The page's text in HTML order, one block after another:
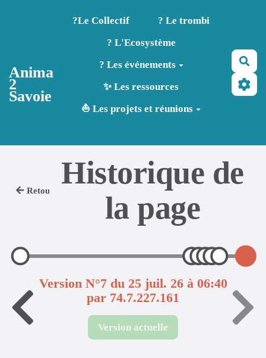
Aller au contenu principal
Anima
2
Savoie
?️Le Collectif
? Le trombi
? L'Ecosystème
? Les événements
✨ Les ressources
⛵ Les projets et réunions
Retour
Historique de
la page
Version N°7 du 25 juil. 26 à 06:40
par 74.7.227.161
Version actuelle